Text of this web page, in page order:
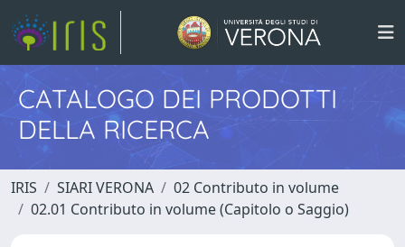
CATALOGO DEI PRODOTTI
DELLA RICERCA
IRIS SIARI VERONA
02 Contributo in volume
02.01 Contributo in volume (Capitolo o Saggio)